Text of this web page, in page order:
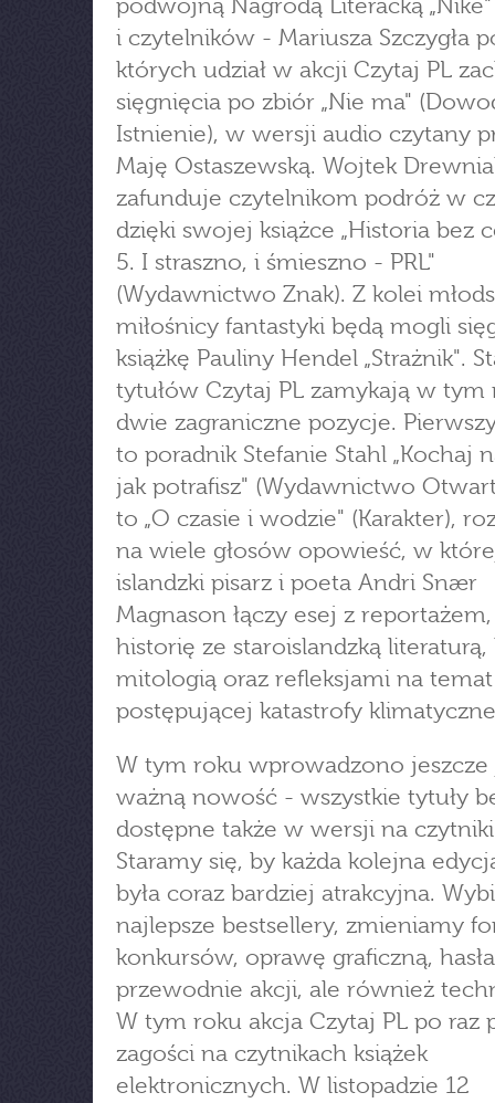
podwójną Nagrodą Literacką
i czytelników - Mariusza Szczygła
których udział w akcji Czytaj PL
sięgnięcia po zbiór „Nie ma"
Istnienie), w wersji audio czytany
Maję Ostaszewską. Wojtek
zafunduje czytelnikom podróż w
dzięki swojej książce „Historia bez
5. I straszno, i śmieszno - PRL"
(Wydawnictwo Znak). Z kolei
miłośnicy fantastyki będą mogli
książkę Pauliny Hendel „Strażnik".
tytułów Czytaj PL zamykają w tym
dwie zagraniczne pozycje.
to poradnik Stefanie Stahl „Kochaj
jak potrafisz" (Wydawnictwo
to „O czasie i wodzie" (Karakter),
na wiele głosów opowieść, w
islandzki pisarz i poeta Andri Snær
Magnason łączy esej z
historię ze staroislandzką literaturą,
mitologią oraz refleksjami na temat
postępującej katastrofy
W tym roku wprowadzono jeszcze
ważną nowość - wszystkie tytuły
dostępne także w wersji na
Staramy się, by każda kolejna
była coraz bardziej atrakcyjna.
najlepsze bestsellery, zmieniamy
konkursów, oprawę graficzną, hasła
przewodnie akcji, ale również
W tym roku akcja Czytaj PL po raz
zagości na czytnikach książek
elektronicznych. W listopadzie 12